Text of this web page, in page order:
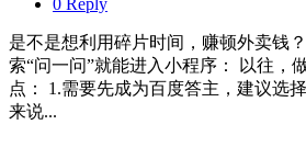
0 Reply
是不是想利用碎片时间，赚顿外卖钱
索“问一问”就能进入小程序： 以往，
点： 1.需要先成为百度答主，建议选
来说...